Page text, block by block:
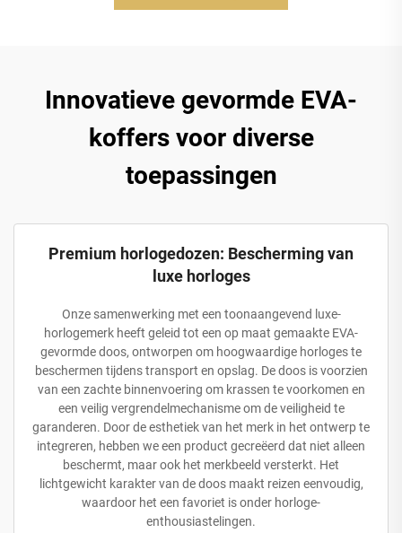
Innovatieve gevormde EVA-
koffers voor diverse
toepassingen
Premium horlogedozen: Bescherming van
luxe horloges
Onze samenwerking met een toonaangevend luxe-
horlogemerk heeft geleid tot een op maat gemaakte EVA-
gevormde doos, ontworpen om hoogwaardige horloges te
beschermen tijdens transport en opslag. De doos is voorzien
van een zachte binnenvoering om krassen te voorkomen en
een veilig vergrendelmechanisme om de veiligheid te
garanderen. Door de esthetiek van het merk in het ontwerp te
integreren, hebben we een product gecreëerd dat niet alleen
beschermt, maar ook het merkbeeld versterkt. Het
lichtgewicht karakter van de doos maakt reizen eenvoudig,
waardoor het een favoriet is onder horloge-
enthousiastelingen.